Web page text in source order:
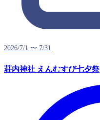
2026/7/1 〜 7/31
荘内神社 えんむすび七夕祭